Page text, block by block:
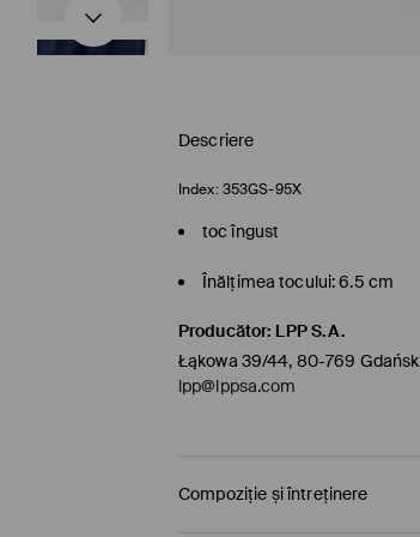
Descriere
Index: 353GS-95X
toc îngust
Înălțimea tocului: 6.5 cm
Producător: LPP S.A.
Łąkowa 39/44, 80-769 Gdańsk
lpp@lppsa.com
Compoziție și întreținere